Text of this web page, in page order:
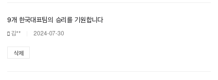
9개 한국대표팀의 승리를 기원합니다
김** 2024-07-30
삭제